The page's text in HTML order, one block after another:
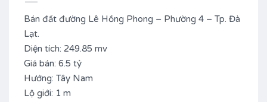
Bán đất đường Lê Hồng Phong – Phường 4 – Tp. Đà
Lạt.
Diện tích: 249.85 mv
Giá bán: 6.5 tỷ
Hướng: Tây Nam
Lộ giới: 1 m